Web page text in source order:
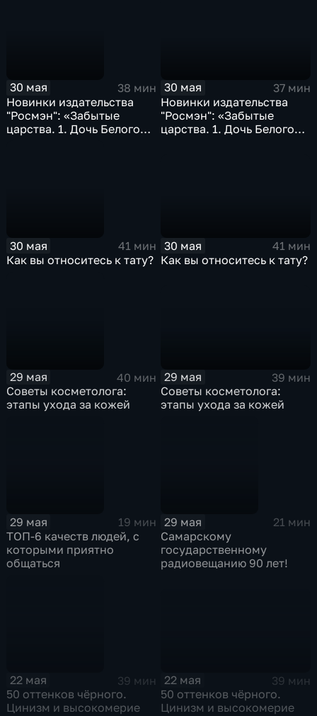
30 мая
38 мин
Новинки издательства
"Росмэн": «Забытые
царства. 1. Дочь Белого
30 мая
37 мин
Новинки издательства
"Росмэн": «Забытые
царства. 1. Дочь Белого
30 мая
41 мин
Как вы относитесь к тату?
30 мая
41 мин
Как вы относитесь к тату?
29 мая
40 мин
Советы косметолога:
этапы ухода за кожей
29 мая
39 мин
Советы косметолога:
этапы ухода за кожей
29 мая
19 мин
ТОП-6 качеств людей, с
которыми приятно
общаться
29 мая
21 мин
Самарскому
государственному
радиовещанию 90 лет!
22 мая
39 мин
50 оттенков чёрного.
Цинизм и высокомерие
22 мая
39 мин
50 оттенков чёрного.
Цинизм и высокомерие